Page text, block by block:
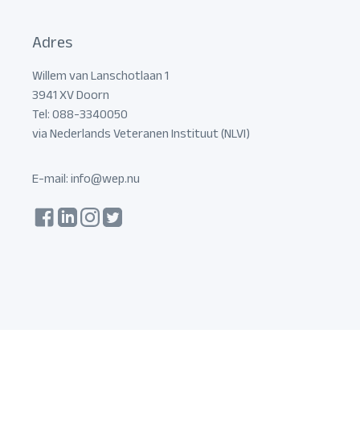
Adres
Willem van Lanschotlaan 1
3941 XV Doorn
Tel: 088-3340050
via Nederlands Veteranen Instituut (NLVI)
E-mail:info@wep.nu